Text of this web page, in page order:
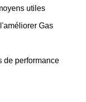
utiles
Gas
de performance